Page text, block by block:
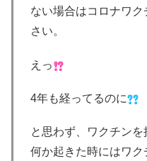
ない場合はコロナワ
さい。
えっ
4年も経ってるのに
と思わず、ワクチン
何か起きた時にはワ